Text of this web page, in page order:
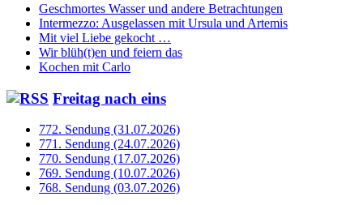
Geschmortes Wasser und andere Betrachtungen
Intermezzo: Ausgelassen mit Ursula und Artemis
Mit viel Liebe gekocht …
Wir blüh(t)en und feiern das
Kochen mit Carlo
Freitag nach eins
772. Sendung (31.07.2026)
771. Sendung (24.07.2026)
770. Sendung (17.07.2026)
769. Sendung (10.07.2026)
768. Sendung (03.07.2026)